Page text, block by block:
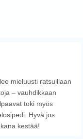
mieluusti ratsuillaan
– vauhdikkaan
toki myös
Hyvä jos
kestää!